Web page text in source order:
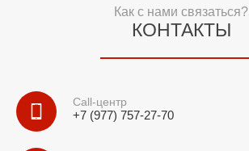
Как с нами связаться?
КОНТАКТЫ
Call-центр
+7 (977) 757-27-70